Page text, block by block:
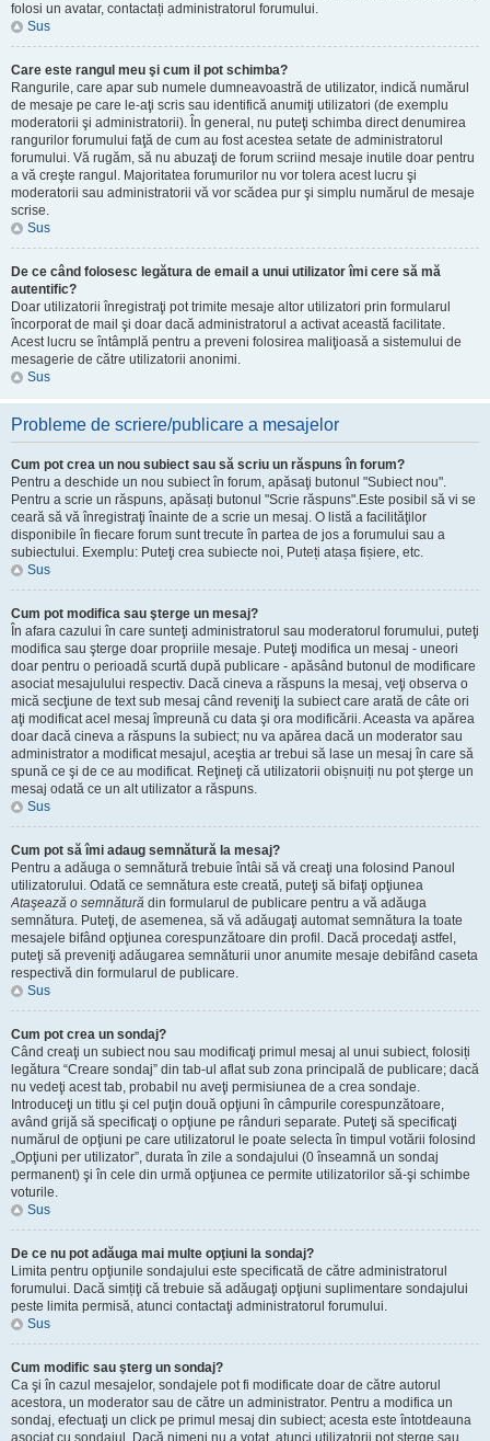
folosi un avatar, contactați administratorul forumului.
Sus
Care este rangul meu şi cum il pot schimba?
Rangurile, care apar sub numele dumneavoastră de utilizator, indică numărul
de mesaje pe care le-aţi scris sau identifică anumiţi utilizatori (de exemplu
moderatorii şi administratorii). În general, nu puteţi schimba direct denumirea
rangurilor forumului faţă de cum au fost acestea setate de administratorul
forumului. Vă rugăm, să nu abuzaţi de forum scriind mesaje inutile doar pentru
a vă creşte rangul. Majoritatea forumurilor nu vor tolera acest lucru şi
moderatorii sau administratorii vă vor scădea pur şi simplu numărul de mesaje
scrise.
Sus
De ce când folosesc legătura de email a unui utilizator îmi cere să mă
autentific?
Doar utilizatorii înregistraţi pot trimite mesaje altor utilizatori prin formularul
încorporat de mail şi doar dacă administratorul a activat această facilitate.
Acest lucru se întâmplă pentru a preveni folosirea maliţioasă a sistemului de
mesagerie de către utilizatorii anonimi.
Sus
Probleme de scriere/publicare a mesajelor
Cum pot crea un nou subiect sau să scriu un răspuns în forum?
Pentru a deschide un nou subiect în forum, apăsaţi butonul "Subiect nou".
Pentru a scrie un răspuns, apăsați butonul "Scrie răspuns".Este posibil să vi se
ceară să vă înregistraţi înainte de a scrie un mesaj. O listă a facilităţilor
disponibile în fiecare forum sunt trecute în partea de jos a forumului sau a
subiectului. Exemplu: Puteţi crea subiecte noi, Puteți atașa fișiere, etc.
Sus
Cum pot modifica sau şterge un mesaj?
În afara cazului în care sunteţi administratorul sau moderatorul forumului, puteţi
modifica sau şterge doar propriile mesaje. Puteţi modifica un mesaj - uneori
doar pentru o perioadă scurtă după publicare - apăsând butonul de modificare
asociat mesajulului respectiv. Dacă cineva a răspuns la mesaj, veţi observa o
mică secţiune de text sub mesaj când reveniţi la subiect care arată de câte ori
aţi modificat acel mesaj împreună cu data şi ora modificării. Aceasta va apărea
doar dacă cineva a răspuns la subiect; nu va apărea dacă un moderator sau
administrator a modificat mesajul, aceştia ar trebui să lase un mesaj în care să
spună ce şi de ce au modificat. Reţineţi că utilizatorii obișnuiți nu pot şterge un
mesaj odată ce un alt utilizator a răspuns.
Sus
Cum pot să îmi adaug semnătură la mesaj?
Pentru a adăuga o semnătură trebuie întâi să vă creaţi una folosind Panoul
utilizatorului. Odată ce semnătura este creată, puteţi să bifaţi opţiunea
Ataşează o semnătură din formularul de publicare pentru a vă adăuga
semnătura. Puteţi, de asemenea, să vă adăugaţi automat semnătura la toate
mesajele bifând opţiunea corespunzătoare din profil. Dacă procedaţi astfel,
puteţi să preveniţi adăugarea semnăturii unor anumite mesaje debifând caseta
respectivă din formularul de publicare.
Sus
Cum pot crea un sondaj?
Când creaţi un subiect nou sau modificaţi primul mesaj al unui subiect, folosiți
legătura “Creare sondaj” din tab-ul aflat sub zona principală de publicare; dacă
nu vedeţi acest tab, probabil nu aveţi permisiunea de a crea sondaje.
Introduceţi un titlu şi cel puţin două opţiuni în câmpurile corespunzătoare,
având grijă să specificaţi o opţiune pe rânduri separate. Puteţi să specificaţi
numărul de opţiuni pe care utilizatorul le poate selecta în timpul votării folosind
„Opţiuni per utilizator”, durata în zile a sondajului (0 înseamnă un sondaj
permanent) şi în cele din urmă opţiunea ce permite utilizatorilor să-şi schimbe
voturile.
Sus
De ce nu pot adăuga mai multe opţiuni la sondaj?
Limita pentru opţiunile sondajului este specificată de către administratorul
forumului. Dacă simțiţi că trebuie să adăugaţi opţiuni suplimentare sondajului
peste limita permisă, atunci contactaţi administratorul forumului.
Sus
Cum modific sau şterg un sondaj?
Ca şi în cazul mesajelor, sondajele pot fi modificate doar de către autorul
acestora, un moderator sau de către un administrator. Pentru a modifica un
sondaj, efectuaţi un click pe primul mesaj din subiect; acesta este întotdeauna
asociat cu sondajul. Dacă nimeni nu a votat, atunci utilizatorii pot şterge sau